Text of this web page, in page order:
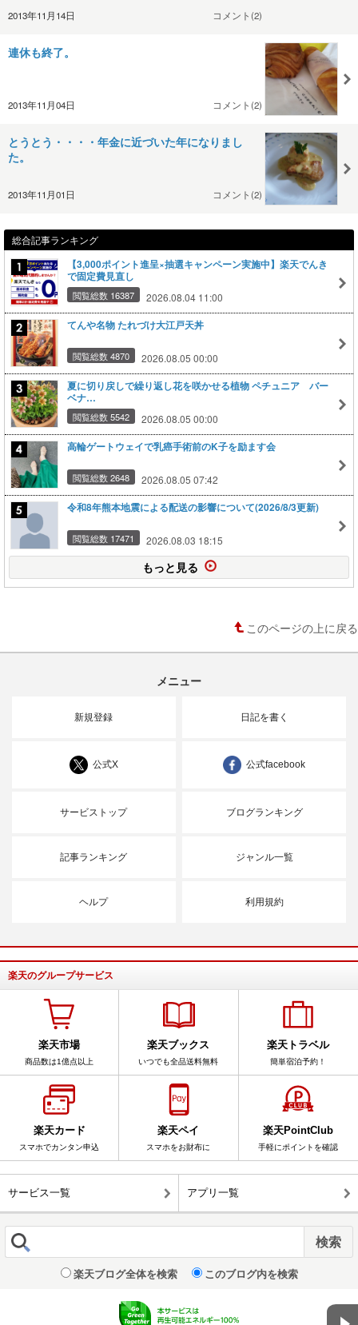
2013年11月14日 コメント(2)
連休も終了。
2013年11月04日 コメント(2)
とうとう・・・・年金に近づいた年になりまし
た。
2013年11月01日 コメント(2)
総合記事ランキング
【3,000ポイント進呈×抽選キャンペーン実施中】楽天でんき
で固定費見直し
閲覧総数 16387 2026.08.04 11:00
てんや名物 たれづけ大江戸天丼
閲覧総数 4870 2026.08.05 00:00
夏に切り戻しで繰り返し花を咲かせる植物 ペチュニア バー
ベナ…
閲覧総数 5542 2026.08.05 00:00
高輪ゲートウェイで乳癌手術前のK子を励ます会
閲覧総数 2648 2026.08.05 07:42
令和8年熊本地震による配送の影響について(2026/8/3更新)
閲覧総数 17471 2026.08.03 18:15
もっと見る
このページの上に戻る
メニュー
新規登録 日記を書く
公式X 公式facebook
サービストップ ブログランキング
記事ランキング ジャンル一覧
ヘルプ 利用規約
楽天のグループサービス
楽天市場
商品数は1億点以上
楽天ブックス
いつでも全品送料無料
楽天トラベル
簡単宿泊予約！
楽天カード
スマホでカンタン申込
楽天ペイ
スマホをお財布に
楽天PointClub
手軽にポイントを確認
サービス一覧 アプリ一覧
楽天ブログ全体を検索 このブログ内を検索